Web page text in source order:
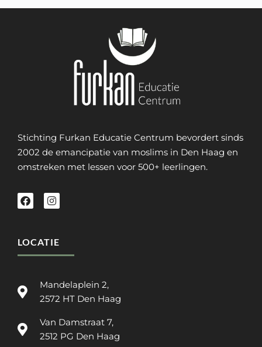
Stichting Furkan Educatie Centrum bevordert sinds
2002 de emancipatie van moslims in Den Haag en
omstreken met lessen voor 500+ leerlingen.
LOCATIE
Mandelaplein 2,
2572 HT Den Haag
Van Damstraat 7,
2512 PG Den Haag